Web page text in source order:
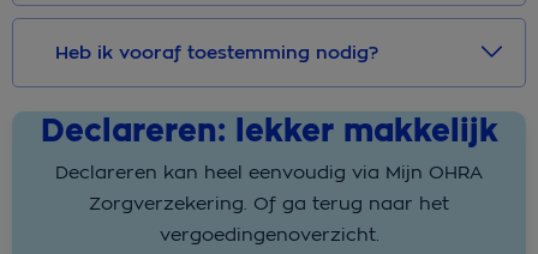
Heb ik vooraf toestemming nodig?
Declareren: lekker makkelijk
Declareren kan heel eenvoudig via Mijn OHRA
Zorgverzekering. Of ga terug naar het
vergoedingenoverzicht.